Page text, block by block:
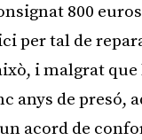
800
per tal de
i malgrat
anys de presó,
acord de